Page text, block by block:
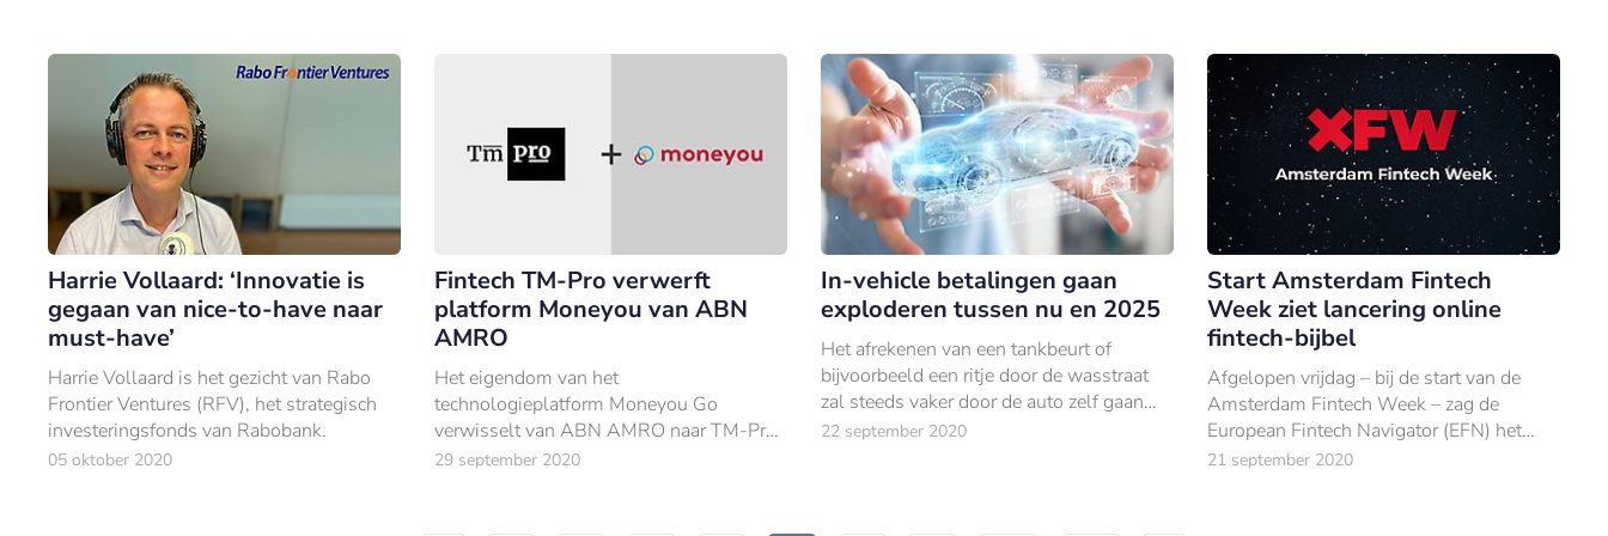
Harrie Vollaard: ‘Innovatie is
gegaan van nice-to-have naar
must-have’
Harrie Vollaard is het gezicht van Rabo
Frontier Ventures (RFV), het strategisch
investeringsfonds van Rabobank.
05 oktober 2020
Fintech TM-Pro verwerft
platform Moneyou van ABN
AMRO
Het eigendom van het
technologieplatform Moneyou Go
verwisselt van ABN AMRO naar TM-Pro,
een Amsterdamse fintech-onderneming.
29 september 2020
In-vehicle betalingen gaan
exploderen tussen nu en 2025
Het afrekenen van een tankbeurt of
bijvoorbeeld een ritje door de wasstraat
zal steeds vaker door de auto zelf gaan
gebeuren.
22 september 2020
Start Amsterdam Fintech
Week ziet lancering online
fintech-bijbel
Afgelopen vrijdag – bij de start van de
Amsterdam Fintech Week – zag de
European Fintech Navigator (EFN) het
levenslicht.
21 september 2020